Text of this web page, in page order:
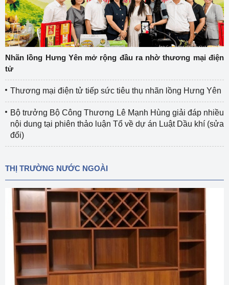
Nhãn lồng Hưng Yên mở rộng đầu ra nhờ thương mại điện
tử
Thương mại điện tử tiếp sức tiêu thụ nhãn lồng Hưng Yên
Bộ trưởng Bộ Công Thương Lê Mạnh Hùng giải đáp nhiều
nội dung tại phiên thảo luận Tổ về dự án Luật Dầu khí (sửa
đổi)
THỊ TRƯỜNG NƯỚC NGOÀI